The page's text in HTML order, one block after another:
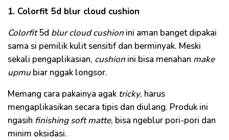
1. Colorfit 5d blur cloud cushion
Colorfit5d blur cloud cushion ini aman banget dipakai
sama si pemilik kulit sensitif dan berminyak. Meski
sekali pengaplikasian, cushion ini bisa menahan make
upmubiar nggak longsor.
Memang cara pakainya agak tricky, harus
mengaplikasikan secara tipis dan diulang. Produk ini
ngasih finishing soft matte, bisa ngeblur pori-pori dan
minim oksidasi.